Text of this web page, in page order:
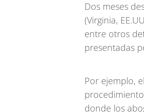
Dos meses
(Virginia,
entre otros
presentadas
Por ejemplo,
donde los